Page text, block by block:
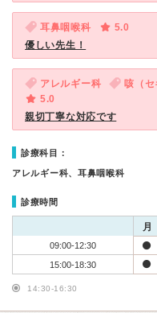
耳鼻咽喉科
5.0
優しい先生！
アレルギー科
咳（セ
5.0
親切丁寧な対応です
診療科目：
アレルギー科、耳鼻咽喉科
診療時間
月
09:00-12:30
15:00-18:30
14:30-16:30